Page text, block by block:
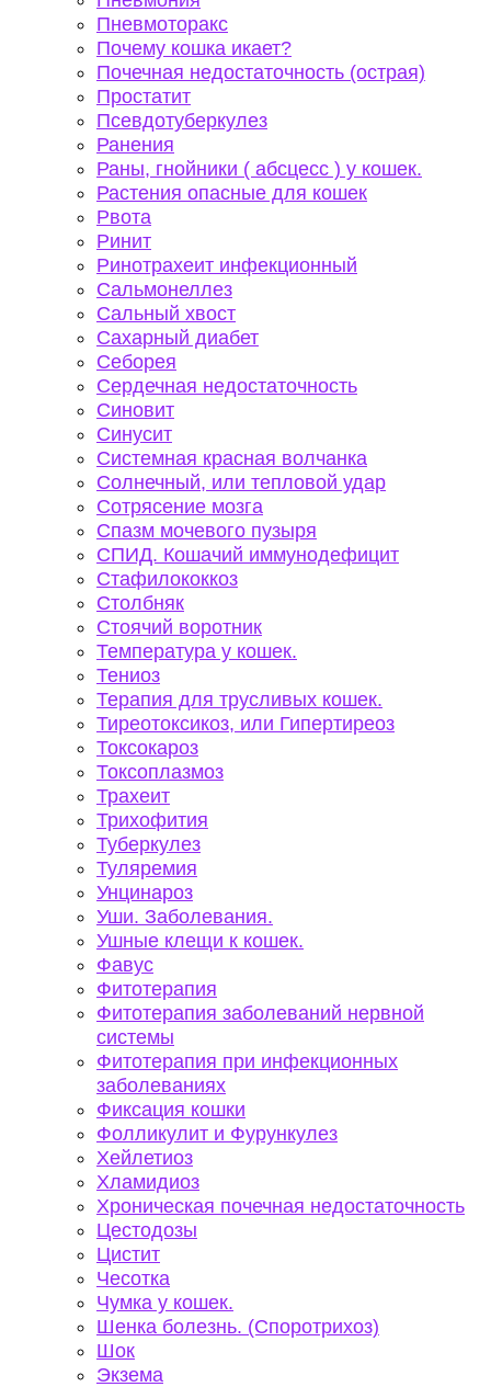
Пневмоторакс
Почему кошка икает?
Почечная недостаточность (острая)
Простатит
Псевдотуберкулез
Ранения
Раны, гнойники ( абсцесс ) у кошек.
Растения опасные для кошек
Рвота
Ринит
Ринотрахеит инфекционный
Сальмонеллез
Сальный хвост
Сахарный диабет
Себорея
Сердечная недостаточность
Синовит
Синусит
Системная красная волчанка
Солнечный, или тепловой удар
Сотрясение мозга
Спазм мочевого пузыря
СПИД. Кошачий иммунодефицит
Стафилококкоз
Столбняк
Стоячий воротник
Температура у кошек.
Тениоз
Терапия для трусливых кошек.
Тиреотоксикоз, или Гипертиреоз
Токсокароз
Токсоплазмоз
Трахеит
Трихофития
Туберкулез
Туляремия
Унцинароз
Уши. Заболевания.
Ушные клещи к кошек.
Фавус
Фитотерапия
Фитотерапия заболеваний нервной
системы
Фитотерапия при инфекционных
заболеваниях
Фиксация кошки
Фолликулит и Фурункулез
Хейлетиоз
Хламидиоз
Хроническая почечная недостаточность
Цестодозы
Цистит
Чесотка
Чумка у кошек.
Шенка болезнь. (Споротрихоз)
Шок
Экзема